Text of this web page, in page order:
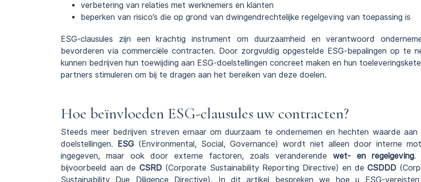
verbetering van relaties met werknemers en klanten
beperken van risico’s die op grond van dwingendrechtelijke regelgeving van toepassing is
ESG-clausules zijn een krachtig instrument om duurzaamheid en verantwoord
bevorderen via commerciële contracten. Door zorgvuldig opgestelde ESG-bepalingen op te
kunnen bedrijven hun toewijding aan ESG-doelstellingen concreet maken en hun
partners stimuleren om bij te dragen aan het bereiken van deze doelen.
Hoe beïnvloeden ESG-clausules uw contracten?
Steeds meer bedrijven streven ernaar om duurzaam te ondernemen en hechten waarde aan
doelstellingen.
ESG (Environmental, Social, Governance) wordt niet alleen door interne
ingegeven, maar ook door externe factoren, zoals veranderende wet- en regelgeving.
bijvoorbeeld aan deCSRD (Corporate Sustainability Reporting Directive) en deCSDDD
Sustainability Due Diligence Directive). In dit artikel bespreken we hoe u ESG-